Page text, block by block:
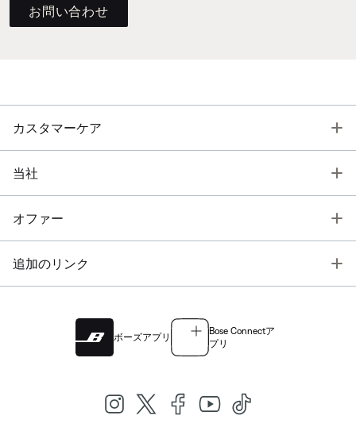
お問い合わせ
カスタマーケア
当社
オファー
追加のリンク
ボーズアプリ
Bose Connectア
プリ